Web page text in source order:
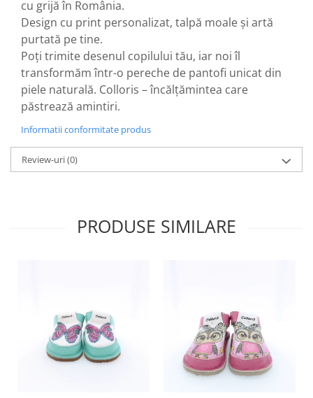
cu grijă în România.
Design cu print personalizat, talpă moale și artă
purtată pe tine.
Poți trimite desenul copilului tău, iar noi îl
transformăm într-o pereche de pantofi unicat din
piele naturală. Colloris – încălțămintea care
păstrează amintiri.
Informatii conformitate produs
Review-uri(0)
PRODUSE SIMILARE